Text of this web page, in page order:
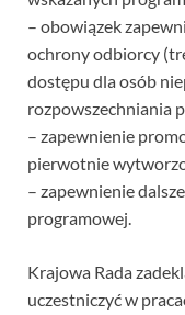
– obowiązek
ochrony odbiorcy
dostępu dla osób
rozpowszechniania
– zapewnienie
pierwotnie
– zapewnienie
programowej.
Krajowa Rada
uczestniczyć w